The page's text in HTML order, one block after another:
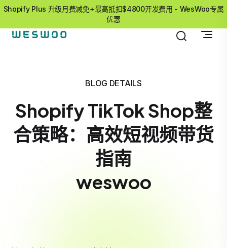
Shopify Plus 升级月费减免+最高抵扣$4800开发费用 - WesWoo专属
优惠
BLOG DETAILS
Shopify TikTok Shop整
合策略：高效短视频带货
指南
weswoo